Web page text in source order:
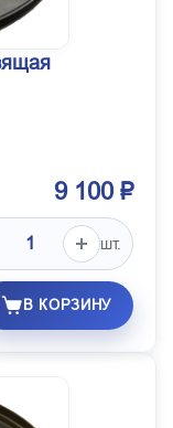
9 100 ₽
шт.
В КОРЗИНУ